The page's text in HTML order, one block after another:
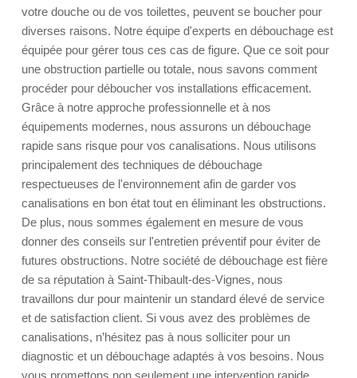
votre douche ou de vos toilettes, peuvent se boucher pour
diverses raisons. Notre équipe d'experts en débouchage est
équipée pour gérer tous ces cas de figure. Que ce soit pour
une obstruction partielle ou totale, nous savons comment
procéder pour déboucher vos installations efficacement.
Grâce à notre approche professionnelle et à nos
équipements modernes, nous assurons un débouchage
rapide sans risque pour vos canalisations. Nous utilisons
principalement des techniques de débouchage
respectueuses de l'environnement afin de garder vos
canalisations en bon état tout en éliminant les obstructions.
De plus, nous sommes également en mesure de vous
donner des conseils sur l'entretien préventif pour éviter de
futures obstructions. Notre société de débouchage est fière
de sa réputation à Saint-Thibault-des-Vignes, nous
travaillons dur pour maintenir un standard élevé de service
et de satisfaction client. Si vous avez des problèmes de
canalisations, n’hésitez pas à nous solliciter pour un
diagnostic et un débouchage adaptés à vos besoins. Nous
vous promettons non seulement une intervention rapide,